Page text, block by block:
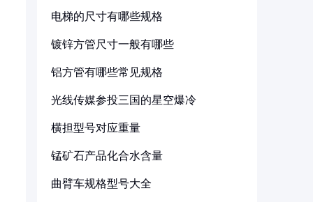
电梯的尺寸有哪些规格
镀锌方管尺寸一般有哪些
铝方管有哪些常见规格
光线传媒参投三国的星空爆冷
横担型号对应重量
锰矿石产品化合水含量
曲臂车规格型号大全